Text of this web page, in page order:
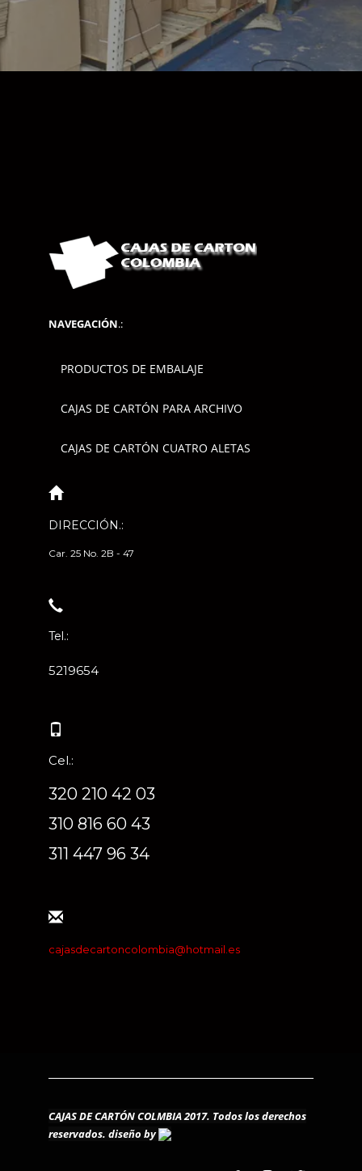
NAVEGACIÓN.:
PRODUCTOS DE EMBALAJE
CAJAS DE CARTÓN PARA ARCHIVO
CAJAS DE CARTÓN CUATRO ALETAS
DIRECCIÓN.:
Car. 25 No. 2B - 47
Tel.:
5219654
Cel.:
320 210 42 03
310 816 60 43
311 447 96 34
cajasdecartoncolombia@hotmail.es
CAJAS DE CARTÓN COLMBIA 2017. Todos los derechos
reservados. diseño by